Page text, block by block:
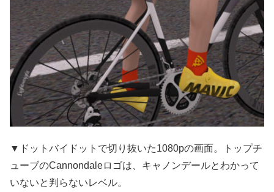
▼ドットバイドットで切り抜いた1080pの画面。トップチ
ューブのCannondaleロゴは、キャノンデールとわかって
いないと判らないレベル。